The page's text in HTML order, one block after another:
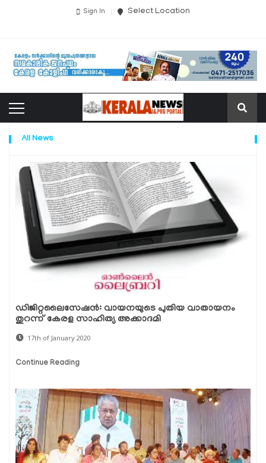
Sign In Select Location
All News
ഡിജിറ്റലൈസേഷന്‍: വായനയുടെ പുതിയ വാതായനം
തുറന്ന് കേരള സാഹിത്യ അക്കാദമി
17th of January 2020
Continue Reading